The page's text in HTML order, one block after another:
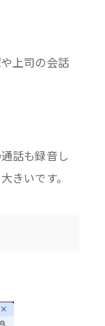
上司の会話
話も録音し
きいです。